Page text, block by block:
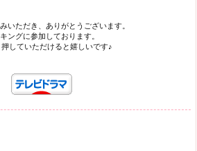
いただき、ありがとうございます。
ングに参加しております。
していただけると嬉しいです♪